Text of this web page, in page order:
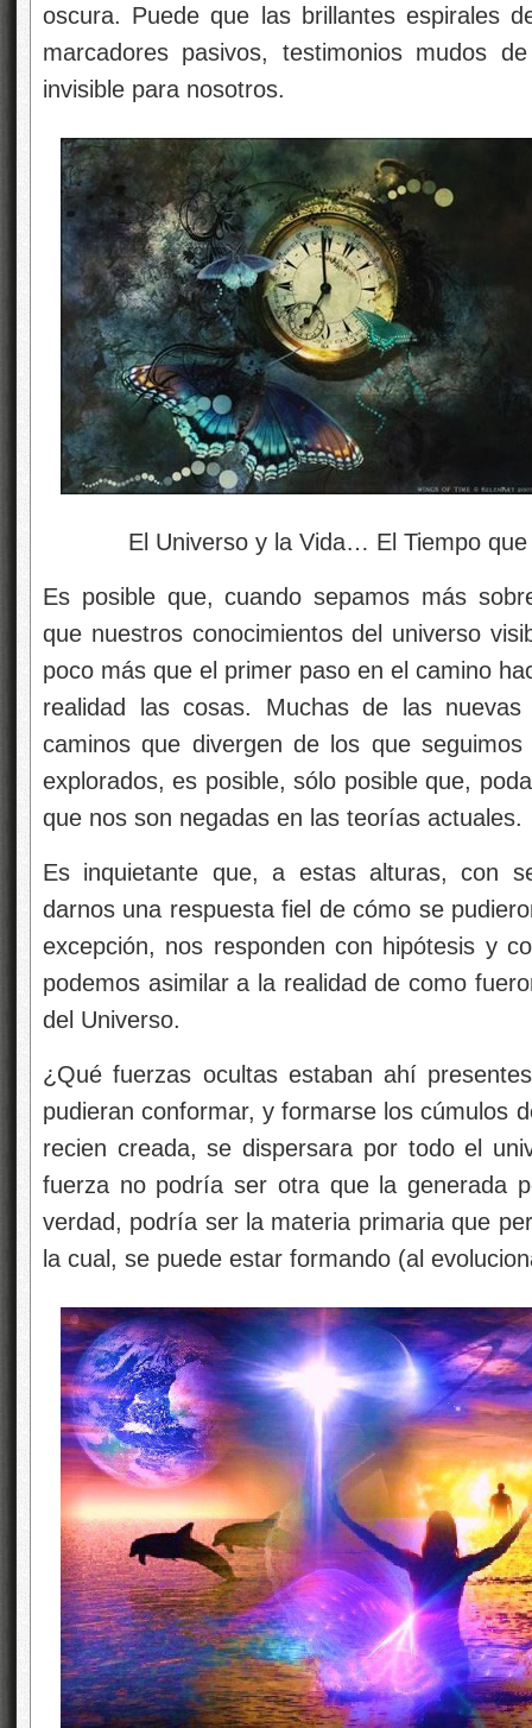
oscura. Puede que las brillantes espirales
marcadores pasivos, testimonios mudos
invisible para nosotros.
El Universo y la Vida… El Tiempo que
Es posible que, cuando sepamos más
que nuestros conocimientos del universo
poco más que el primer paso en el camino
realidad las cosas. Muchas de las
caminos que divergen de los que
explorados, es posible, sólo posible que,
que nos son negadas en las teorías actuales.
Es inquietante que, a estas alturas, con
darnos una respuesta fiel de cómo se
excepción, nos responden con hipótesis y
podemos asimilar a la realidad de como
del Universo.
¿Qué fuerzas ocultas estaban ahí
pudieran conformar, y formarse los cúmulos
recien creada, se dispersara por todo el
fuerza no podría ser otra que la generada
verdad, podría ser la materia primaria que
la cual, se puede estar formando (al